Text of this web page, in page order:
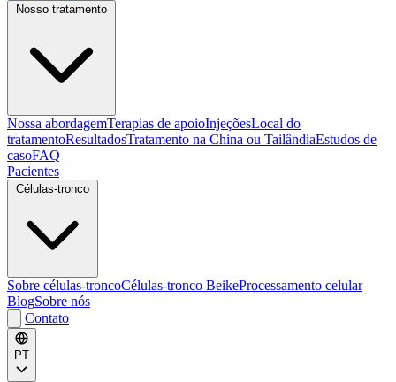
Nossa abordagemTerapias de apoioInjeçõesLocal do
tratamentoResultadosTratamento na China ou TailândiaEstudos de
casoFAQ
Pacientes
Sobre células-troncoCélulas-tronco BeikeProcessamento celular
BlogSobre nós
Contato
PT